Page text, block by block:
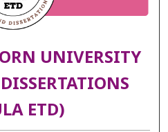
UNIVERSITY
ETD)